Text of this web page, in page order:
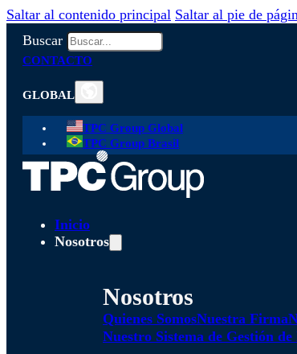
Saltar al contenido principal Saltar al pie de
Buscar
CONTACTO
GLOBAL
TPC Group Global
TPC Group Brasil
Inicio
Nosotros
Nosotros
Quienes SomosNuestra Firma
Nuestro Sistema de Gestión